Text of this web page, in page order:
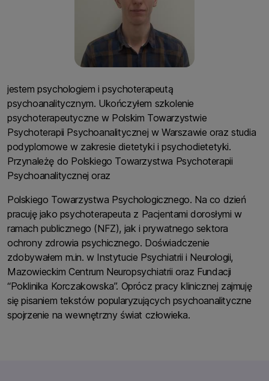
jestem psychologiem i psychoterapeutą
psychoanalitycznym. Ukończyłem szkolenie
psychoterapeutyczne w Polskim Towarzystwie
Psychoterapii Psychoanalitycznej w Warszawie oraz studia
podyplomowe w zakresie dietetyki i psychodietetyki.
Przynależę do Polskiego Towarzystwa Psychoterapii
Psychoanalitycznej oraz
Polskiego Towarzystwa Psychologicznego. Na co dzień
pracuję jako psychoterapeuta z Pacjentami dorosłymi w
ramach publicznego (NFZ), jak i prywatnego sektora
ochrony zdrowia psychicznego. Doświadczenie
zdobywałem m.in. w Instytucie Psychiatrii i Neurologii,
Mazowieckim Centrum Neuropsychiatrii oraz Fundacji
“Poklinika Korczakowska”. Oprócz pracy klinicznej zajmuję
się pisaniem tekstów popularyzujących psychoanalityczne
spojrzenie na wewnętrzny świat człowieka.